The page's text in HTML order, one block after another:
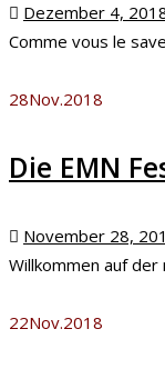
Posted
on
Dezember 4,
Comme vous le
28Nov.2018
Die EMN
Posted
on
November 28,
Willkommen auf
22Nov.2018